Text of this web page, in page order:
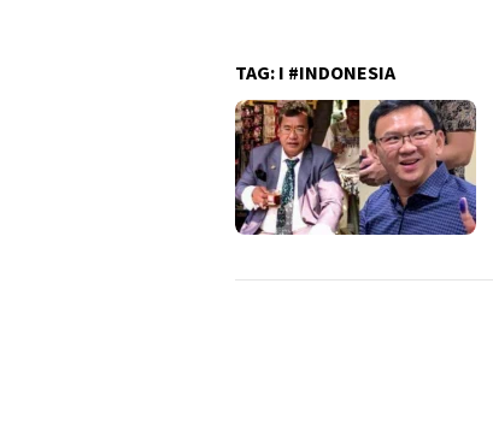
TAG: I #INDONESIA